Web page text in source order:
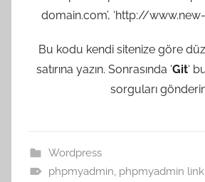
domain.com’, ‘http://
Bu kodu kendi sitenize göre
satırına yazın. Sonrasında ‘Git‘
sorguları
Wordpress
phpmyadmin phpmyadmin